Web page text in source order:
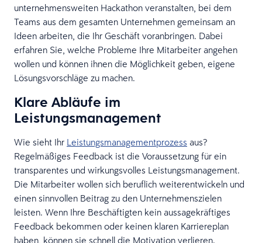
unternehmensweiten Hackathon veranstalten, bei dem
Teams aus dem gesamten Unternehmen gemeinsam an
Ideen arbeiten, die Ihr Geschäft voranbringen. Dabei
erfahren Sie, welche Probleme Ihre Mitarbeiter angehen
wollen und können ihnen die Möglichkeit geben, eigene
Lösungsvorschläge zu machen.
Klare Abläufe im
Leistungsmanagement
Wie sieht Ihr Leistungsmanagementprozess aus?
Regelmäßiges Feedback ist die Voraussetzung für ein
transparentes und wirkungsvolles Leistungsmanagement.
Die Mitarbeiter wollen sich beruflich weiterentwickeln und
einen sinnvollen Beitrag zu den Unternehmenszielen
leisten. Wenn Ihre Beschäftigten kein aussagekräftiges
Feedback bekommen oder keinen klaren Karriereplan
haben, können sie schnell die Motivation verlieren.